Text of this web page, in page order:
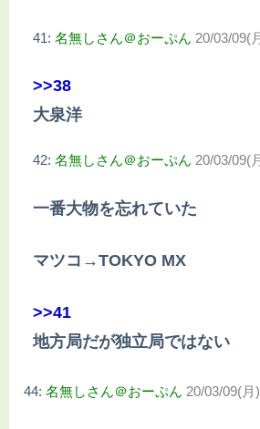
41: 名無しさん＠おーぷん 20/03/09(
>>38
大泉洋
42: 名無しさん＠おーぷん 20/03/09(
一番大物を忘れていた
マツコ→TOKYO MX
>>41
地方局だが独立局ではない
44: 名無しさん＠おーぷん 20/03/09(月